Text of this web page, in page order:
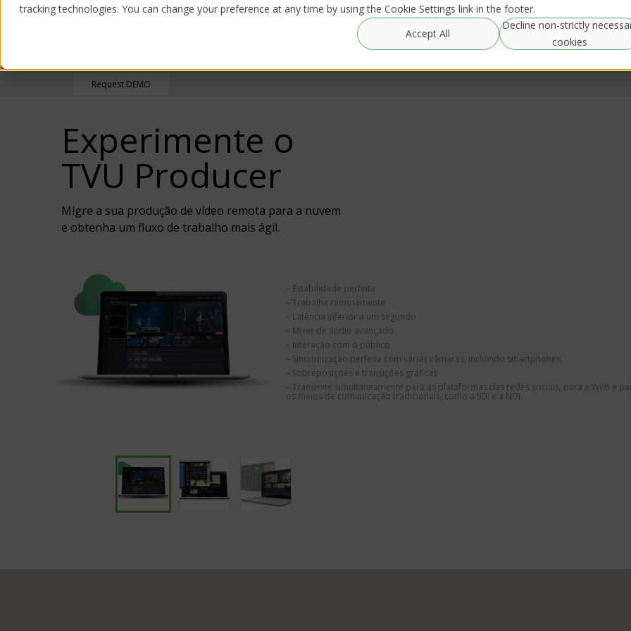
tracking technologies. You can change your preference at any time by using the Cookie Settings link in the footer.
Accept All
Decline non-strictly
cookies
Resources IRL Streaming Alugueis Globais
Request DEMO
Experimente o
TVU Producer
Migre a sua produção de vídeo remota para a nuvem
e obtenha um fluxo de trabalho mais ágil.
– Estabilidade perfeita
– Trabalha remotamente
– Latência inferior a um segundo
– Mixer de áudio avançado
– Interação com o público
– Sincronização perfeita com várias câmaras, incluindo smartphones
– Sobreposições e transições gráficas
– Transmite simultaneamente para as plataformas das redes sociais, para a Web e
os meios de comunicação tradicionais, como a SDI e a NDI